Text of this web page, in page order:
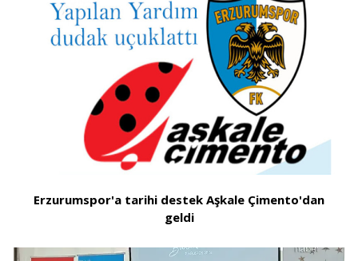
Erzurumspor'a tarihi destek Aşkale Çimento'dan
geldi